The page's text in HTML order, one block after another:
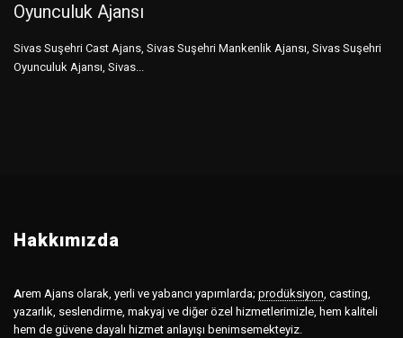
Oyunculuk Ajansı
Sivas Suşehri Cast Ajans, Sivas Suşehri Mankenlik Ajansı, Sivas Suşehri
Oyunculuk Ajansı, Sivas...
Hakkımızda
Arem Ajans olarak, yerli ve yabancı yapımlarda; prodüksiyon, casting,
yazarlık, seslendirme, makyaj ve diğer özel hizmetlerimizle, hem kaliteli
hem de güvene dayalı hizmet anlayışı benimsemekteyiz.